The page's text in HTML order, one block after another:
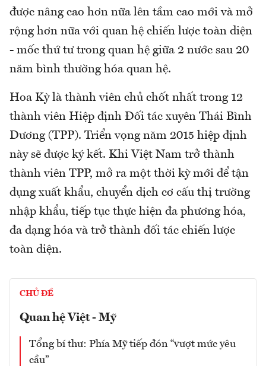
được nâng cao hơn nữa lên tầm cao mới và mở
rộng hơn nữa với quan hệ chiến lược toàn diện
- mốc thứ tư trong quan hệ giữa 2 nước sau 20
năm bình thường hóa quan hệ.
Hoa Kỳ là thành viên chủ chốt nhất trong 12
thành viên Hiệp định Đối tác xuyên Thái Bình
Dương (TPP). Triển vọng năm 2015 hiệp định
này sẽ được ký kết. Khi Việt Nam trở thành
thành viên TPP, mở ra một thời kỳ mới để tận
dụng xuất khẩu, chuyển dịch cơ cấu thị trường
nhập khẩu, tiếp tục thực hiện đa phương hóa,
đa dạng hóa và trở thành đối tác chiến lược
toàn diện.
CHỦ ĐỀ
Quan hệ Việt - Mỹ
Tổng bí thư: Phía Mỹ tiếp đón “vượt mức yêu
cầu”